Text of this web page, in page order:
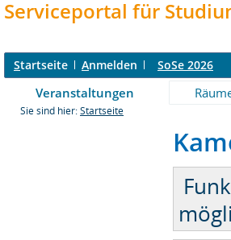
Serviceportal für
Startseite Anmelden SoSe 2026
Veranstaltungen
Sie sind hier: Startseite